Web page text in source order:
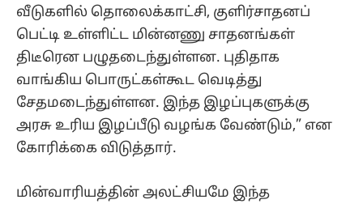
வீடுகளில் தொலைக்காட்சி, குளிர்சாதனப்
பெட்டி உள்ளிட்ட மின்னணு சாதனங்கள்
திடீரென பழுதடைந்துள்ளன. புதிதாக
வாங்கிய பொருட்கள்கூட வெடித்து
சேதமடைந்துள்ளன. இந்த இழப்புகளுக்கு
அரசு உரிய இழப்பீடு வழங்க வேண்டும்,” என
கோரிக்கை விடுத்தார்.
மின்வாரியத்தின் அலட்சியமே இந்த